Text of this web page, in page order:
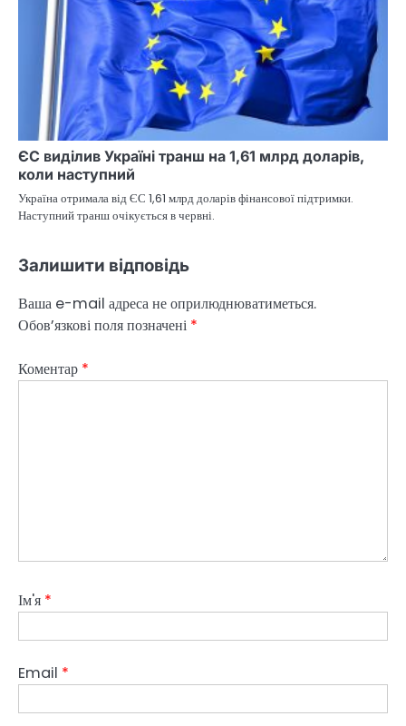
ЄС виділив Україні транш на 1,61 млрд доларів,
коли наступний
Україна отримала від ЄС 1,61 млрд доларів фінансової підтримки.
Наступний транш очікується в червні.
Залишити відповідь
Ваша e-mail адреса не оприлюднюватиметься.
Обов’язкові поля позначені *
Коментар *
Ім'я *
Email *